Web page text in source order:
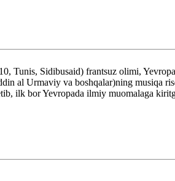
Sidibusaid) frantsuz olimi,
al Urmaviy va boshqalar)ning musiqa
ilk bor Yevropada ilmiy muomalaga